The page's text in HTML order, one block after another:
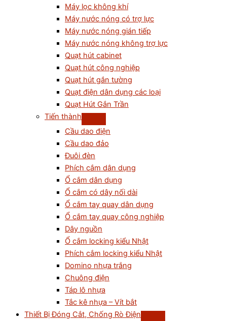
Máy lọc không khí
Máy nước nóng có trợ lực
Máy nước nóng gián tiếp
Máy nước nóng không trợ lực
Quạt hút cabinet
Quạt hút công nghiệp
Quạt hút gắn tường
Quạt điện dân dụng các loại
Quạt Hút Gắn Trần
Tiến thành
Cầu dao điện
Cầu dao đảo
Đuôi đèn
Phích cắm dân dụng
Ổ cắm dân dụng
Ổ cắm có dây nối dài
Ổ cắm tay quay dân dụng
Ổ cắm tay quay công nghiệp
Dây nguồn
Ổ cắm locking kiểu Nhật
Phích cắm locking kiểu Nhật
Domino nhựa trắng
Chuông điện
Táp lô nhựa
Tắc kê nhựa – Vít bắt
Thiết Bị Đóng Cắt, Chống Rò Điện